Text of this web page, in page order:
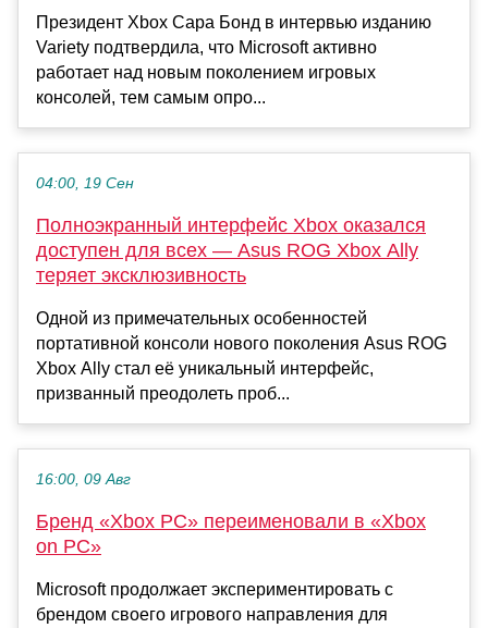
Президент Xbox Сара Бонд в интервью изданию
Variety подтвердила, что Microsoft активно
работает над новым поколением игровых
консолей, тем самым опро...
04:00, 19 Сен
Полноэкранный интерфейс Xbox оказался
доступен для всех — Asus ROG Xbox Ally
теряет эксклюзивность
Одной из примечательных особенностей
портативной консоли нового поколения Asus ROG
Xbox Ally стал её уникальный интерфейс,
призванный преодолеть проб...
16:00, 09 Авг
Бренд «Xbox PC» переименовали в «Xbox
on PC»
Microsoft продолжает экспериментировать с
брендом своего игрового направления для